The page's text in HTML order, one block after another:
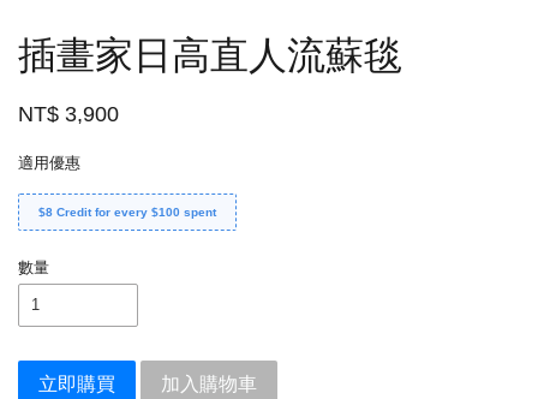
插畫家日高直人流蘇毯
NT$ 3,900
適用優惠
$8 Credit for every $100 spent
數量
立即購買 加入購物車